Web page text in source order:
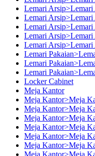
Lemari Arsip>Lemari
Lemari
Lemari
Lemari Arsip>Lemari
Lemari
Lemari
Lemari
Lemari
Locker Cabinet
Meja Kantor
Meja Kantor>Meja
Meja Kantor>Meja
Meja Kantor>Meja
Meja Kantor>Meja
Meja Kantor>Meja
Meja Kantor>Meja
Meja Kantor>Meja